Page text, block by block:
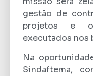
gestão de
projetos e
executados nos
Na
Sindaftema,